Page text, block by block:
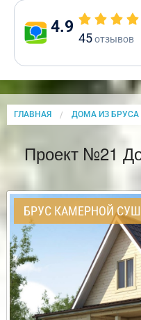
4.9
45отзывов
ГЛАВНАЯ ДОМА ИЗ БРУСА
Проект №21
БРУС КАМЕРНОЙ